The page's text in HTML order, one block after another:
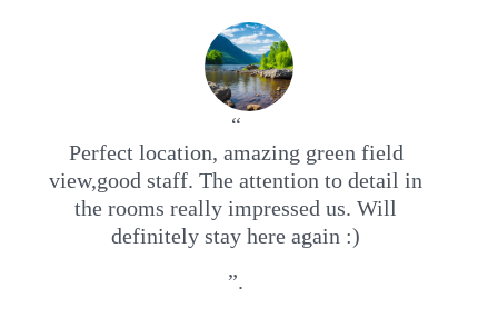
“
Perfect location, amazing green field
view,good staff. The attention to detail in
the rooms really impressed us. Will
definitely stay here again :)
”.